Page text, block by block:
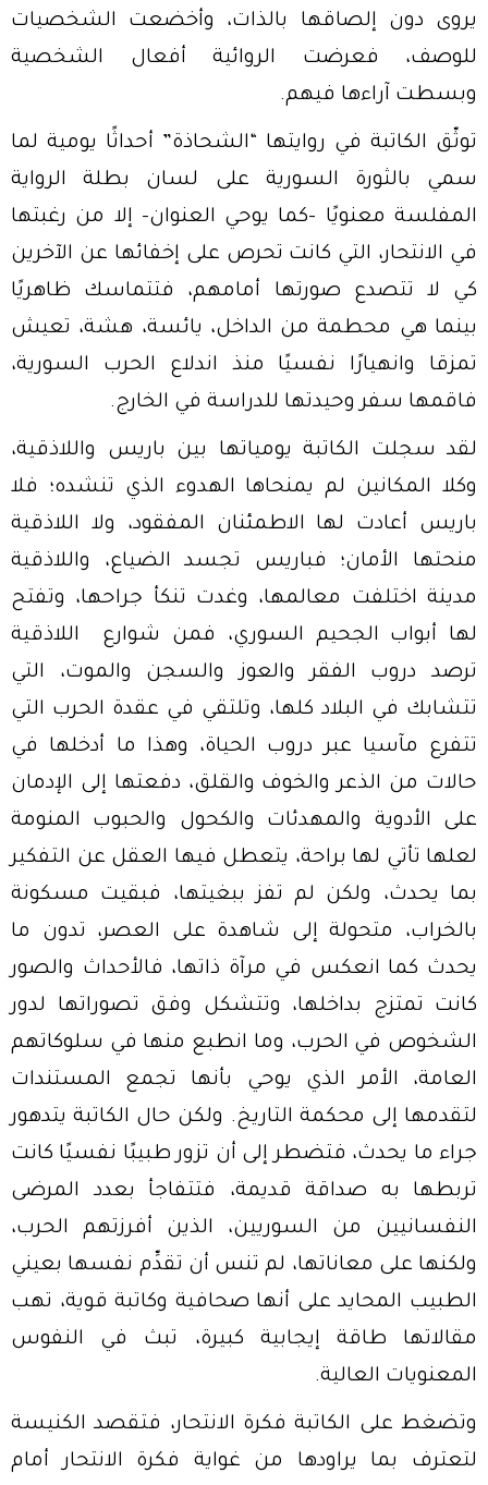
يروى دون إلصاقها بالذات، وأخضعت الشخصيات
للوصف، فعرضت الروائية أفعال الشخصية
وبسطت آراءها فيهم.
توثّق الكاتبة في روايتها “الشحاذة” أحداثًا يومية لما
سمي بالثورة السورية على لسان بطلة الرواية
المفلسة معنويًا -كما يوحي العنوان- إلا من رغبتها
في الانتحار، التي كانت تحرص على إخفائها عن الآخرين
كي لا تتصدع صورتها أمامهم، فتتماسك ظاهريًا
بينما هي محطمة من الداخل، يائسة، هشة، تعيش
تمزقا وانهيارًا نفسيًا منذ اندلاع الحرب السورية،
فاقمها سفر وحيدتها للدراسة في الخارج.
لقد سجلت الكاتبة يومياتها بين باريس واللاذقية،
وكلا المكانين لم يمنحاها الهدوء الذي تنشده؛ فلا
باريس أعادت لها الاطمئنان المفقود، ولا اللاذقية
منحتها الأمان؛ فباريس تجسد الضياع، واللاذقية
مدينة اختلفت معالمها، وغدت تنكأ جراحها، وتفتح
لها أبواب الجحيم السوري، فمن شوارع اللاذقية
ترصد دروب الفقر والعوز والسجن والموت، التي
تتشابك في البلاد كلها، وتلتقي في عقدة الحرب التي
تتفرع مآسيا عبر دروب الحياة، وهذا ما أدخلها في
حالات من الذعر والخوف والقلق، دفعتها إلى الإدمان
على الأدوية والمهدئات والكحول والحبوب المنومة
لعلها تأتي لها براحة، يتعطل فيها العقل عن التفكير
بما يحدث، ولكن لم تفز ببغيتها، فبقيت مسكونة
بالخراب، متحولة إلى شاهدة على العصر، تدون ما
يحدث كما انعكس في مرآة ذاتها، فالأحداث والصور
كانت تمتزج بداخلها، وتتشكل وفق تصوراتها لدور
الشخوص في الحرب، وما انطبع منها في سلوكاتهم
العامة، الأمر الذي يوحي بأنها تجمع المستندات
لتقدمها إلى محكمة التاريخ. ولكن حال الكاتبة يتدهور
جراء ما يحدث، فتضطر إلى أن تزور طبيبًا نفسيًا كانت
تربطها به صداقة قديمة، فتتفاجأ بعدد المرضى
النفسانيين من السوريين، الذين أفرزتهم الحرب،
ولكنها على معاناتها، لم تنس أن تقدِّم نفسها بعيني
الطبيب المحايد على أنها صحافية وكاتبة قوية، تهب
مقالاتها طاقة إيجابية كبيرة، تبث في النفوس
المعنويات العالية.
وتضغط على الكاتبة فكرة الانتحار، فتقصد الكنيسة
لتعترف بما يراودها من غواية فكرة الانتحار أمام